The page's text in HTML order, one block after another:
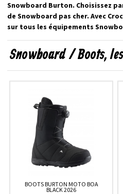
Snowboard Burton. Choisissez
de Snowboard pas cher. Avec
sur tous les équipements
Snowboard / Boots,
BOOTS BURTON MOTO BOA
BLACK 2026